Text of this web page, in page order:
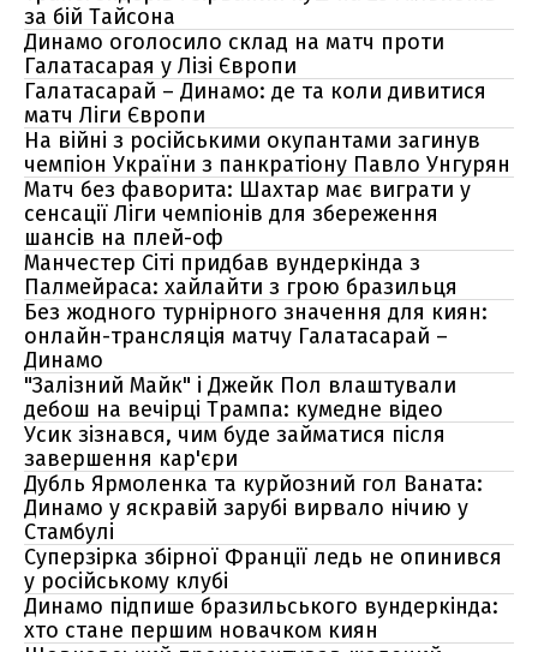
за бій Тайсона
Динамо оголосило склад на матч проти
Галатасарая у Лізі Європи
Галатасарай – Динамо: де та коли дивитися
матч Ліги Європи
На війні з російськими окупантами загинув
чемпіон України з панкратіону Павло Унгурян
Матч без фаворита: Шахтар має виграти у
сенсації Ліги чемпіонів для збереження
шансів на плей-оф
Манчестер Сіті придбав вундеркінда з
Палмейраса: хайлайти з грою бразильця
Без жодного турнірного значення для киян:
онлайн-трансляція матчу Галатасарай –
Динамо
"Залізний Майк" і Джейк Пол влаштували
дебош на вечірці Трампа: кумедне відео
Усик зізнався, чим буде займатися після
завершення кар'єри
Дубль Ярмоленка та курйозний гол Ваната:
Динамо у яскравій зарубі вирвало нічию у
Стамбулі
Суперзірка збірної Франції ледь не опинився
у російському клубі
Динамо підпише бразильського вундеркінда:
хто стане першим новачком киян